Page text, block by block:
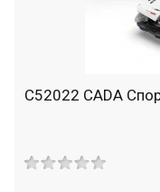
C52022 CADA